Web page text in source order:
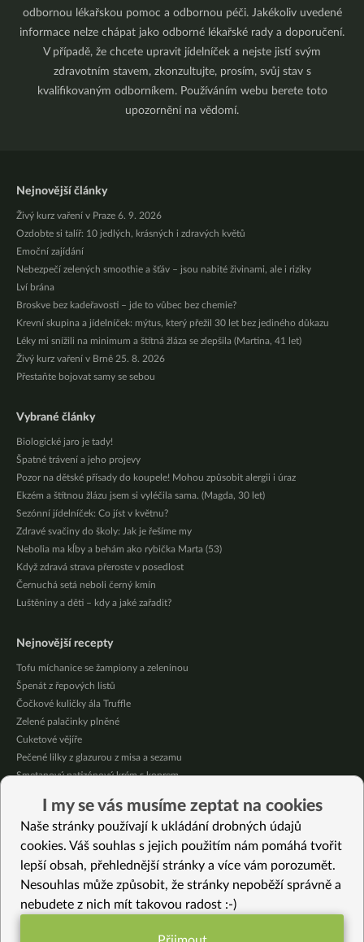
odbornou lékařskou pomoc a odbornou péči. Jakékoliv uvedené
informace nelze chápat jako odborné lékařské rady a doporučení.
V případě, že chcete upravit jídelníček a nejste jistí svým
zdravotním stavem, zkonzultujte, prosím, svůj stav s
kvalifikovaným odborníkem. Používáním webu berete toto
upozornění na vědomí.
Nejnovější články
Živý kurz vaření v Praze 6. 9. 2026
Ozdobte si talíř: 10 jedlých, krásných i zdravých květů
Emoční zajídání
Nebezpečí zelených smoothie a šťáv – jsou nabité živinami, ale i riziky
Lví brána
Broskve bez kadeřavosti – jde to vůbec bez chemie?
Krevní skupina a jídelníček: mýtus, který přežil 30 let bez jediného důkazu
Léky mi snížili na minimum a štítná žláza se zlepšila (Martina, 41 let)
Živý kurz vaření v Brně 25. 8. 2026
Přestaňte bojovat samy se sebou
Vybrané články
Biologické jaro je tady!
Špatné trávení a jeho projevy
Pozor na dětské přísady do koupele! Mohou způsobit alergii i úraz
Ekzém a štítnou žlázu jsem si vyléčila sama. (Magda, 30 let)
Sezónní jídelníček: Co jíst v květnu?
Zdravé svačiny do školy: Jak je řešíme my
Nebolia ma kĺby a behám ako rybička Marta (53)
Když zdravá strava přeroste v posedlost
Černuchá setá neboli černý kmín
Luštěniny a děti – kdy a jaké zařadit?
Nejnovější recepty
Tofu míchanice se žampiony a zeleninou
Špenát z řepových listů
Čočkové kuličky ála Truffle
Zelené palačinky plněné
Cuketové vějíře
Pečené lilky z glazurou z misa a sezamu
Smetanový patizónový krém s koprem
Pikantní mexická kukuřice se “sýrovou” omáčkou
Citrónové jablečné muffiny se sójovou šlehačkou
Vybrané recepty
Pařený perník (bezlepkový)
Spanakorizo – řecké špenátové rizoto
I my se vás musíme zeptat na cookies
Naše stránky používají k ukládání drobných údajů
cookies. Váš souhlas s jejich použitím nám pomáhá tvořit
lepší obsah, přehlednější stránky a více vám porozumět.
Nesouhlas může způsobit, že stránky nepoběží správně a
nebudete z nich mít takovou radost :-)